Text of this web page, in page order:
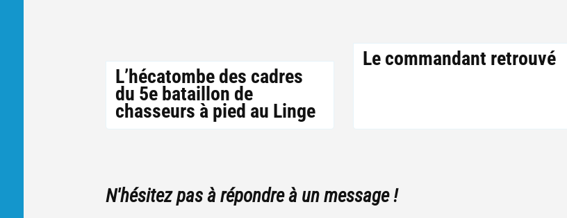
L’hécatombe des cadres
du 5e bataillon de
chasseurs à pied au Linge
Le commandant retrouvé
N'hésitez pas à répondre à un message !